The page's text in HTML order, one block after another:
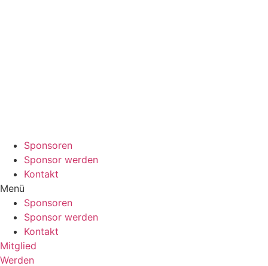
Sponsoren
Sponsor werden
Kontakt
Menü
Sponsoren
Sponsor werden
Kontakt
Mitglied
Werden